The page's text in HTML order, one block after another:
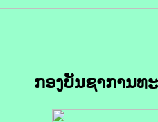
ກອງບັນຊາການທ